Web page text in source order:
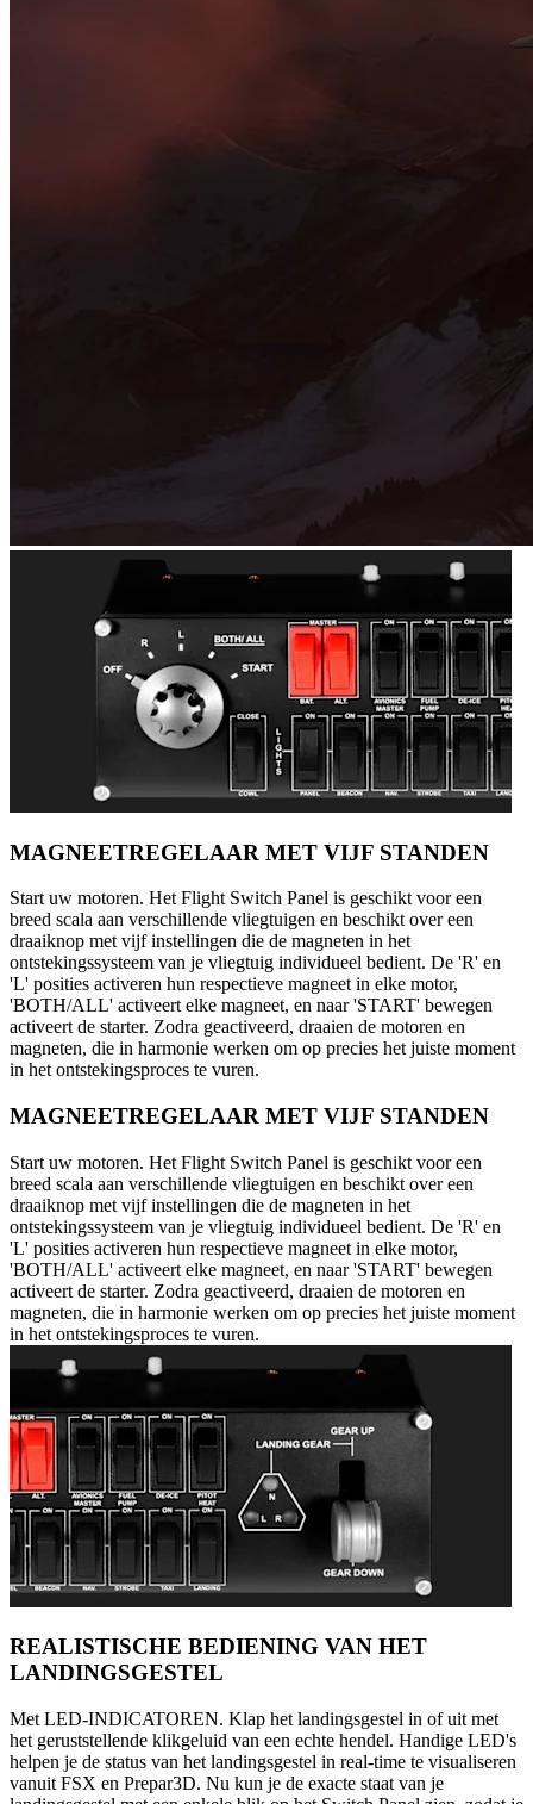
MAGNEETREGELAAR MET VIJF STANDEN
Start uw motoren. Het Flight Switch Panel is geschikt voor een
breed scala aan verschillende vliegtuigen en beschikt over een
draaiknop met vijf instellingen die de magneten in het
ontstekingssysteem van je vliegtuig individueel bedient. De 'R' en
'L' posities activeren hun respectieve magneet in elke motor,
'BOTH/ALL' activeert elke magneet, en naar 'START' bewegen
activeert de starter. Zodra geactiveerd, draaien de motoren en
magneten, die in harmonie werken om op precies het juiste moment
in het ontstekingsproces te vuren.
MAGNEETREGELAAR MET VIJF STANDEN
Start uw motoren. Het Flight Switch Panel is geschikt voor een
breed scala aan verschillende vliegtuigen en beschikt over een
draaiknop met vijf instellingen die de magneten in het
ontstekingssysteem van je vliegtuig individueel bedient. De 'R' en
'L' posities activeren hun respectieve magneet in elke motor,
'BOTH/ALL' activeert elke magneet, en naar 'START' bewegen
activeert de starter. Zodra geactiveerd, draaien de motoren en
magneten, die in harmonie werken om op precies het juiste moment
in het ontstekingsproces te vuren.
REALISTISCHE BEDIENING VAN HET
LANDINGSGESTEL
Met LED-INDICATOREN. Klap het landingsgestel in of uit met
het geruststellende klikgeluid van een echte hendel. Handige LED's
helpen je de status van het landingsgestel in real-time te visualiseren
vanuit FSX en Prepar3D. Nu kun je de exacte staat van je